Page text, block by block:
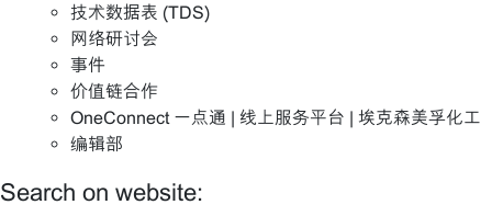
技术数据表 (TDS)
网络研讨会
事件
价值链合作
OneConnect 一点通 | 线上服务平台 | 埃克森美孚化工
编辑部
Search on website: